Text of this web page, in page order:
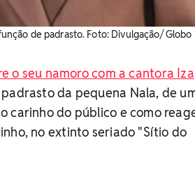
de padrasto. Foto: Divulgação/ Globo
o seu namoro com a cantora Iza
da pequena Nala, de
carinho do público e como
no extinto seriado "Sítio do